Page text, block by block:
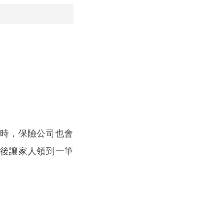
，保險公司也會
讓家人領到一筆